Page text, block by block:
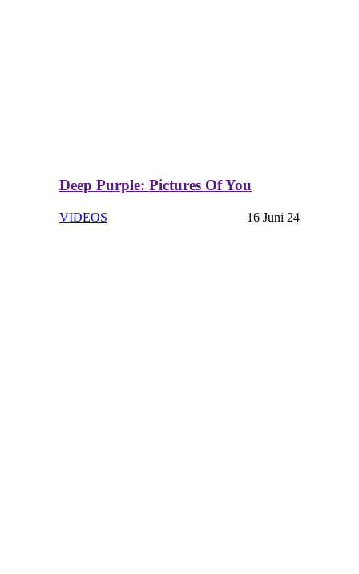
Deep Purple: Pictures Of You
VIDEOS 16 Juni 24